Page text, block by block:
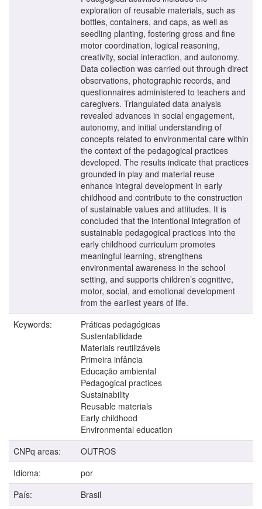
exploration of reusable materials, such as
bottles, containers, and caps, as well as
seedling planting, fostering gross and fine
motor coordination, logical reasoning,
creativity, social interaction, and autonomy.
Data collection was carried out through direct
observations, photographic records, and
questionnaires administered to teachers and
caregivers. Triangulated data analysis
revealed advances in social engagement,
autonomy, and initial understanding of
concepts related to environmental care within
the context of the pedagogical practices
developed. The results indicate that practices
grounded in play and material reuse
enhance integral development in early
childhood and contribute to the construction
of sustainable values and attitudes. It is
concluded that the intentional integration of
sustainable pedagogical practices into the
early childhood curriculum promotes
meaningful learning, strengthens
environmental awareness in the school
setting, and supports children’s cognitive,
motor, social, and emotional development
from the earliest years of life.
Keywords:
Práticas pedagógicas
Sustentabilidade
Materiais reutilizáveis
Primeira infância
Educação ambiental
Pedagogical practices
Sustainability
Reusable materials
Early childhood
Environmental education
CNPq areas:
OUTROS
Idioma:
por
País:
Brasil